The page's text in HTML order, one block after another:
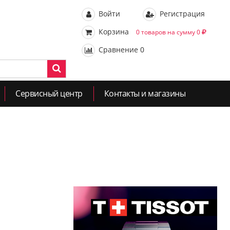
Войти
Регистрация
Корзина
0 товаров на сумму 0
Сравнение 0
Сервисный центр Контакты и магазины